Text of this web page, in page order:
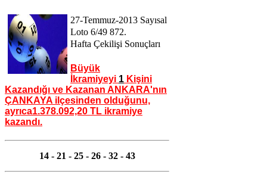
27-Temmuz-2013 Sayısal
Loto 6/49 872.
Hafta Çekilişi Sonuçları
Büyük
İkramiyeyi 1 Kişini
Kazandığı ve Kazanan ANKARA'nın
ÇANKAYA ilçesinden olduğunu,
ayrıca1.378.092,20 TL ikramiye
kazandı.
14 - 21 - 25 - 26 - 32 - 43